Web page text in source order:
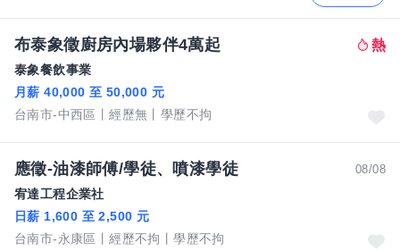
布泰象徵廚房內場夥伴4萬起
泰象餐飲事業
月薪 40,000 至 50,000 元
台南市-中西區
經歷無 學歷不拘
08/08
應徵-油漆師傅/學徒、噴漆學徒
宥達工程企業社
日薪 1,600 至 2,500 元
台南市-永康區
經歷不拘 學歷不拘